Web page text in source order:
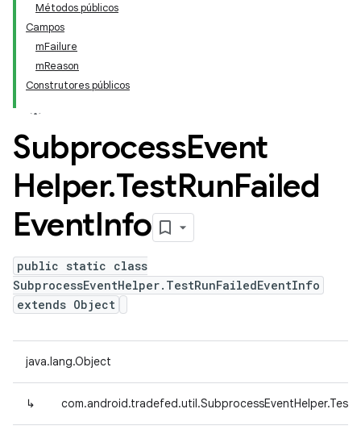
Métodos públicos
Campos
mFailure
mReason
Construtores públicos
SubprocessEvent
Helper.TestRunFailed
EventInfo
public static class
SubprocessEventHelper.TestRunFailedEventInfo
extends Object
java.lang.Object
↳